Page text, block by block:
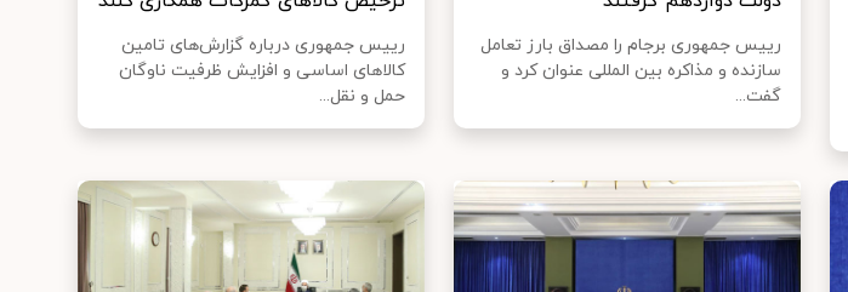
رییس جمهوری برجام را مصداق بارز تعامل
سازنده و مذاکره بین المللی عنوان کرد و
گفت...
رییس جمهوری درباره گزارش‌های تامین
کالاهای اساسی و افزایش ظرفیت ناوگان
حمل و نقل...